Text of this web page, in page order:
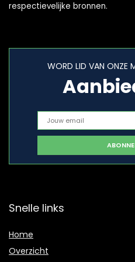
respectievelijke bronnen.
WORD LID VAN ONZE
Snelle links
Home
Overzicht